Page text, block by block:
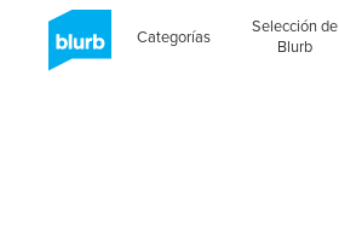
Categorías
Selección de
Blurb